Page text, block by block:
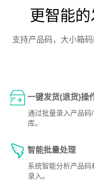
更智能
支持产品码，大小箱
一键发货(退货)操
通过批量录入产品
库。
智能批量处理
系统智能分析产品
录入。